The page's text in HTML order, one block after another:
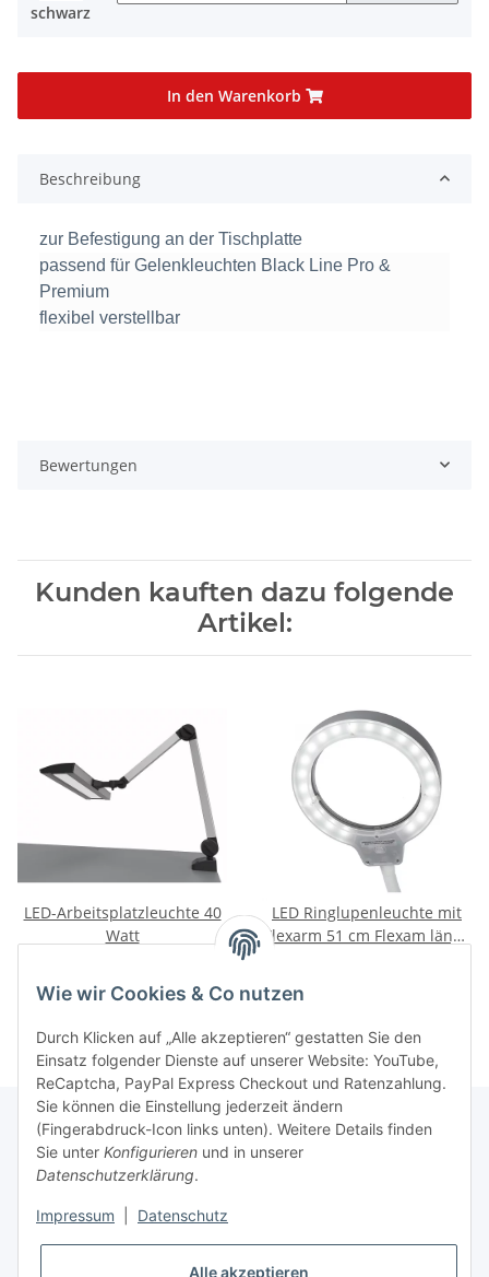
schwarz
In den Warenkorb
Beschreibung
zur Befestigung an der Tischplatte
passend für Gelenkleuchten Black Line Pro &
Premium
flexibel verstellbar
Bewertungen
Kunden kauften dazu folgende
Artikel:
LED-Arbeitsplatzleuchte 40
Watt
LED Ringlupenleuchte mit
Flexarm 51 cm Flexam länge
Rechtliche Hinweise
Produktinformationen
Wie wir Cookies & Co nutzen
Durch Klicken auf „Alle akzeptieren“ gestatten Sie den
Einsatz folgender Dienste auf unserer Website: YouTube,
ReCaptcha, PayPal Express Checkout und Ratenzahlung.
Sie können die Einstellung jederzeit ändern
(Fingerabdruck-Icon links unten). Weitere Details finden
Sie unter Konfigurieren und in unserer
Datenschutzerklärung.
Impressum Datenschutz
Alle akzeptieren